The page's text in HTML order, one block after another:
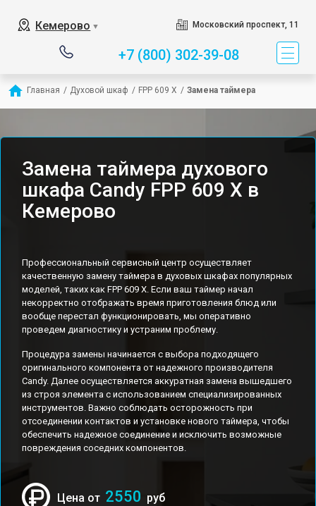
Кемерово ▼ Московский проспект, 11
+7 (800) 302-39-08
Главная / Духовой шкаф / FPP 609 X / Замена таймера
Замена таймера духового
шкафа Candy FPP 609 X в
Кемерово
Профессиональный сервисный центр осуществляет
качественную замену таймера в духовых шкафах популярных
моделей, таких как FPP 609 X. Если ваш таймер начал
некорректно отображать время приготовления блюд или
вообще перестал функционировать, мы оперативно
проведем диагностику и устраним проблему.
Процедура замены начинается с выбора подходящего
оригинального компонента от надежного производителя
Candy. Далее осуществляется аккуратная замена вышедшего
из строя элемента с использованием специализированных
инструментов. Важно соблюдать осторожность при
отсоединении контактов и установке нового таймера, чтобы
обеспечить надежное соединение и исключить возможные
повреждения соседних компонентов.
Цена от 2550 руб